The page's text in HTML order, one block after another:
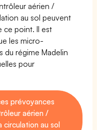
aérien /
au sol peuvent
ce point. Il est
les micro-
du régime Madelin
pour
prévoyances
aérien /
circulation au sol